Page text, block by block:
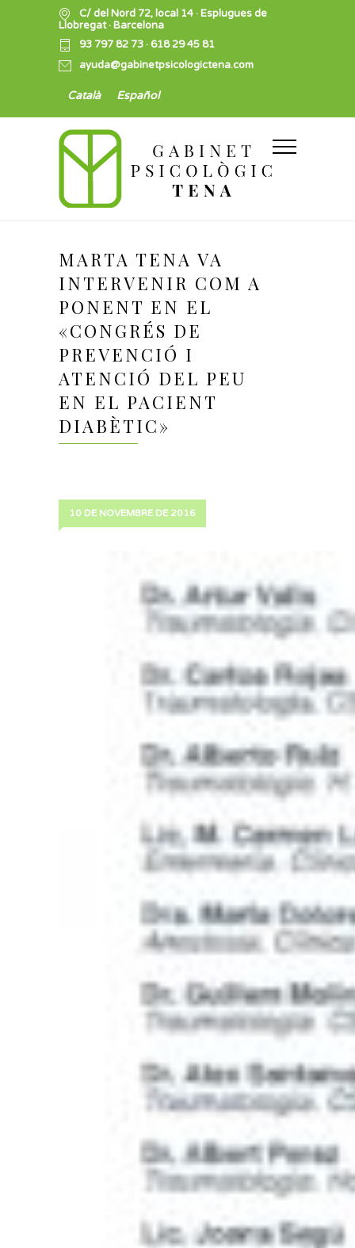
C/ del Nord 72, local 14 · Esplugues de
Llobregat · Barcelona
93 797 82 73 ·618 29 45 81
ayuda@gabinetpsicologictena.com
Català Español
MARTA TENA VA
INTERVENIR COM A
PONENT EN EL
«CONGRÉS DE
PREVENCIÓ I
ATENCIÓ DEL PEU
EN EL PACIENT
DIABÈTIC»
10 DE NOVEMBRE DE 2016